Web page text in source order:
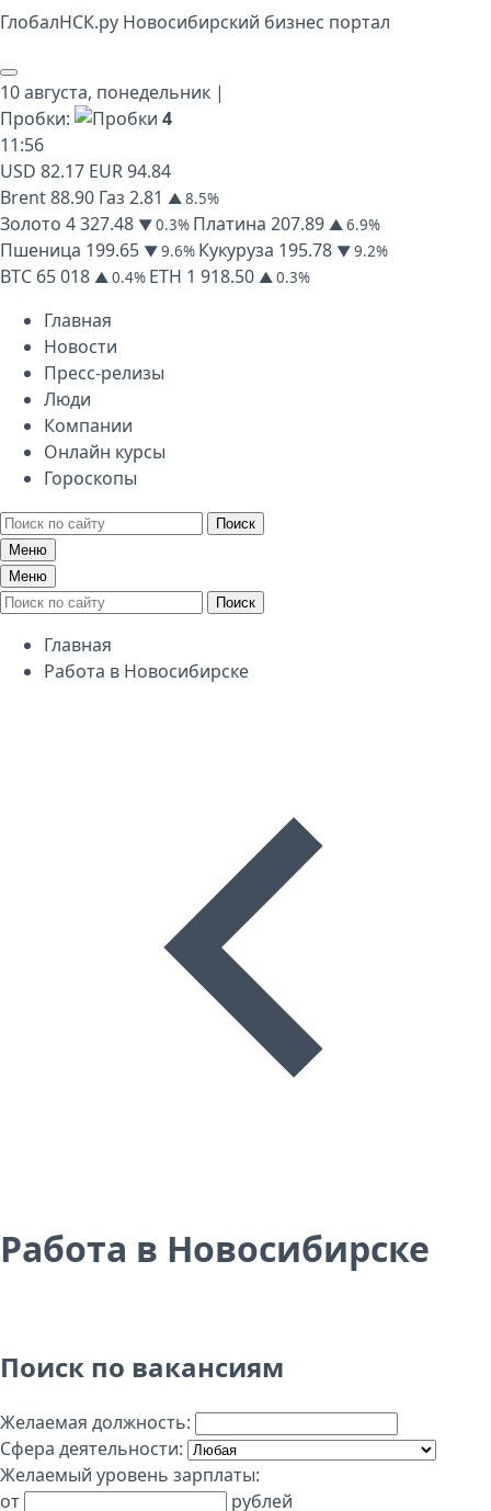
ГлобалНСК.py Новосибирский бизнес портал
10 августа, понедельник |
Пробки:
4
11:56
USD 82.17 EUR94.84
Brent88.90 Газ 2.81 ▲ 8.5%
Золото 4 327.48 ▼ 0.3% Платина 207.89 ▲ 6.9%
Пшеница 199.65 ▼ 9.6% Кукуруза 195.78 ▼ 9.2%
BTC 65 018 ▲ 0.4% ETH 1 918.50 ▲ 0.3%
Главная
Новости
Пресс-релизы
Люди
Компании
Онлайн курсы
Гороскопы
Поиск
Меню
Меню
Поиск
Главная
Работа в Новосибирске
Работа в Новосибирске
Поиск по вакансиям
Желаемая должность:
Сфера деятельности:
Желаемый уровень зарплаты:
от
рублей